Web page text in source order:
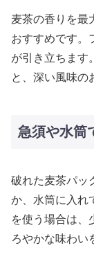
麦茶の香りを最
おすすめです。
が引き立ちます
と、深い風味の
急須や水筒
破れた麦茶パッ
か、水筒に入れ
を使う場合は、
ろやかな味わい